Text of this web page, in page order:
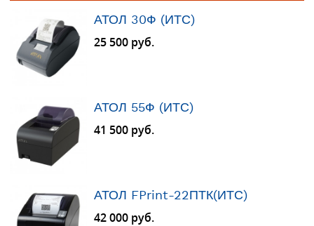
АТОЛ 30Ф (ИТС)
25 500 руб.
АТОЛ 55Ф (ИТС)
41 500 руб.
АТОЛ FPrint-22ПТК(ИТС)
42 000 руб.